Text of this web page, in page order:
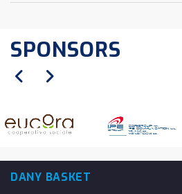
SPONSORS
DANY BASKET